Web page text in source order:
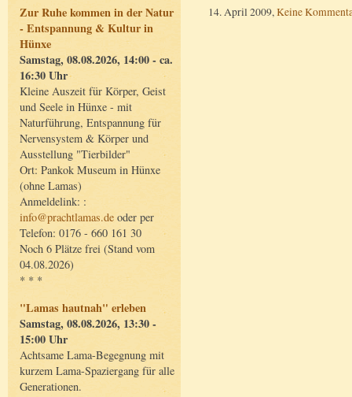
Zur Ruhe kommen in der Natur
- Entspannung & Kultur in
Hünxe
Samstag, 08.08.2026, 14:00 - ca.
16:30 Uhr
Kleine Auszeit für Körper, Geist
und Seele in Hünxe - mit
Naturführung, Entspannung für
Nervensystem & Körper und
Ausstellung "Tierbilder"
Ort: Pankok Museum in Hünxe
(ohne Lamas)
Anmeldelink: :
info@prachtlamas.de oder per
Telefon: 0176 - 660 161 30
Noch 6 Plätze frei (Stand vom
04.08.2026)
* * *
"Lamas hautnah" erleben
Samstag, 08.08.2026, 13:30 -
15:00 Uhr
Achtsame Lama-Begegnung mit
kurzem Lama-Spaziergang für alle
Generationen.
14. April 2009, Keine